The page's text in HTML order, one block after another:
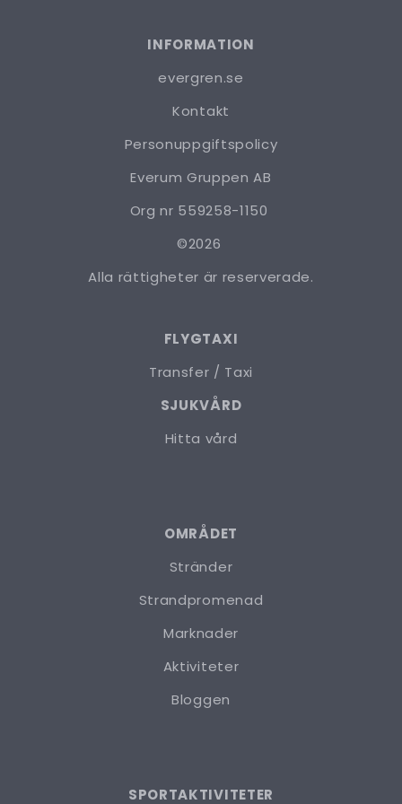
INFORMATION
evergren.se
Kontakt
Personuppgiftspolicy
Everum Gruppen AB
Org nr 559258-1150
©2026
Alla rättigheter är reserverade.
FLYGTAXI
Transfer / Taxi
SJUKVÅRD
Hitta vård
OMRÅDET
Stränder
Strandpromenad
Marknader
Aktiviteter
Bloggen
SPORTAKTIVITETER